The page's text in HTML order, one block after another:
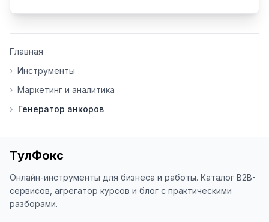
инструменты нуждаются в доработке.
основе вашей обратной связи.
⭐ Если вам нравится ToolFox — буду
Яндекс.Браузере (нажмите на ⋮ →
«Оценить сайт» в панели браузера).
наши инструменты!
Главная
› Инструменты
› Маркетинг и аналитика
› Генератор анкоров
ТулФокс
Онлайн-инструменты для бизнеса и работы. Каталог B2B-
сервисов, агрегатор курсов и блог с практическими
разборами.